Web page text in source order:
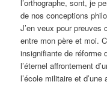
l’orthographe, sont, je
de nos conceptions
J’en veux pour
entre mon père et moi.
insignifiante de réforme
l’éternel affrontement
l’école militaire et